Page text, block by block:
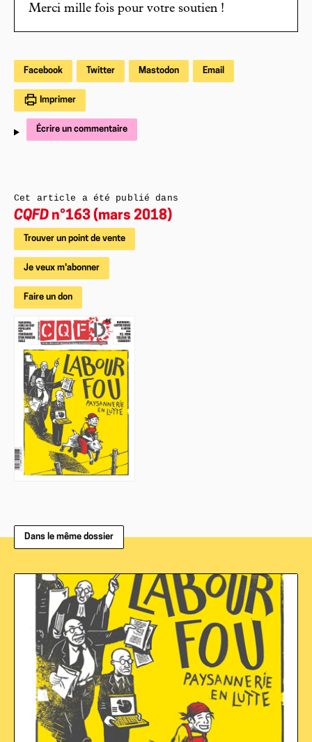
Merci mille fois pour votre soutien !
Facebook Twitter Mastodon Email
Imprimer
Écrire un commentaire
Cet article a été publié dans
CQFD n°163 (mars 2018)
Trouver un point de vente
Je veux m'abonner
Faire un don
Dans le même dossier